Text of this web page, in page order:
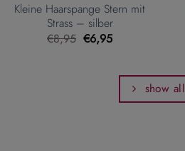
Kleine Haarspange Stern mit
Strass – silber
€8,95 Ursprünglicher
Preis
€6,95Aktueller
€6,95.
show all